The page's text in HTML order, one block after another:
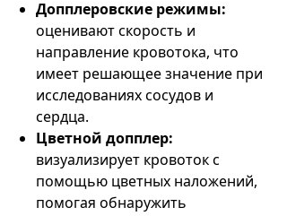
Допплеровские режимы:
оценивают скорость и
направление кровотока, что
имеет решающее значение при
исследованиях сосудов и
сердца.
Цветной допплер:
визуализирует кровоток с
помощью цветных наложений,
помогая обнаружить